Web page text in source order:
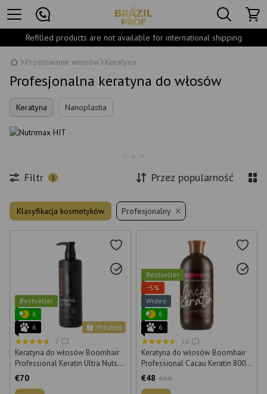
Refilled products are not available for international shipping
Prostowanie włosów Keratyna
Profesjonalna keratyna do włosów
Keratyna Nanoplastia
Filtr 1 Przez popularność
Klasyfikacja kosmetyków Profesjonalny
Prezent
Bestseller
6
6
7
Keratyna do włosów Boomhair
Professional Keratin Ultra Nuts
500 ml
€70
Bestseller
−5%
Wideo
6
6
26
Keratyna do włosów Boomhair
Professional Cacau Keratin 800
ml
€48 €50